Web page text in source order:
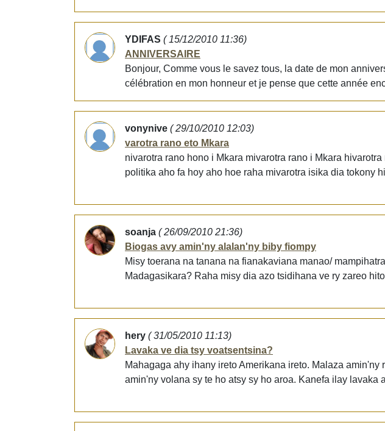
YDIFAS ( 15/12/2010 11:36)
ANNIVERSAIRE
Bonjour, Comme vous le savez tous, la date de mon
célébration en mon honneur et je pense que cette année
vonynive ( 29/10/2010 12:03)
varotra rano eto Mkara
nivarotra rano hono i Mkara mivarotra rano i Mkara
politika aho fa hoy aho hoe raha mivarotra isika dia tokony
soanja ( 26/09/2010 21:36)
Biogas avy amin'ny alalan'ny biby fiompy
Misy toerana na tanana na fianakaviana manao/
Madagasikara? Raha misy dia azo tsidihana ve ry zareo
hery ( 31/05/2010 11:13)
Lavaka ve dia tsy voatsentsina?
Mahagaga ahy ihany ireto Amerikana ireto. Malaza
amin'ny volana sy te ho atsy sy ho aroa. Kanefa ilay lavaka